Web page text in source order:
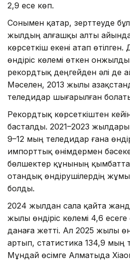
2,9 есе көп.
Сонымен қатар, зерттеуде
жылдың алғашқы алты
көрсеткіш екені атап өтілген.
өндіріс көлемі өткен
рекордтық деңгейден әлі де
Мәселен, 2013 жылы
теледидар шығарылған
Рекордтық көрсеткіштен
басталды. 2021–2023
9–12 мың теледидар ғана
импорттық өнімдермен
бөлшектер құнының
отандық өндірушілердің
болды.
2024 жылдан сала қайта
жылы өндіріс көлемі 4,6
данаға жетті. Ал 2025 жылы
артып, статистика 134,9 мың
Мұндай өсімге Алматыда